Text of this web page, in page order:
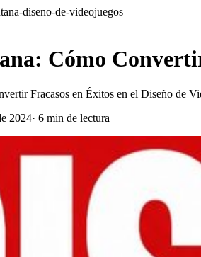
diseno-de-videojuegos
Cómo
Fracasos en Éxitos en el Diseño de
2024· 6 min de lectura